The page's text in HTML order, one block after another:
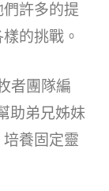
許多的提
的挑戰。
者團隊編
助弟兄姊妹
養固定靈